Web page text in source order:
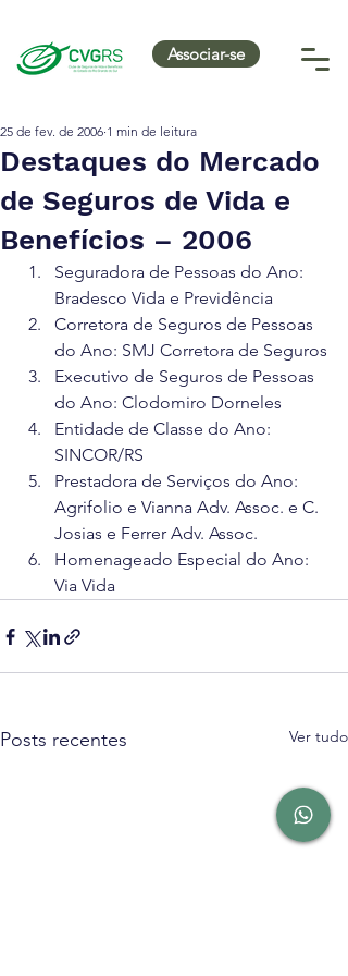
Associar-se
Destaques do Mercado
de Seguros de Vida e
Benefícios – 2006
25 de fev. de 2006 1 min de leitura
Seguradora de Pessoas do Ano:
Bradesco Vida e Previdência
Corretora de Seguros de Pessoas
do Ano: SMJ Corretora de Seguros
Executivo de Seguros de Pessoas
do Ano: Clodomiro Dorneles
Entidade de Classe do Ano:
SINCOR/RS
Prestadora de Serviços do Ano:
Agrifolio e Vianna Adv. Assoc. e C.
Josias e Ferrer Adv. Assoc.
Homenageado Especial do Ano:
Via Vida
Posts recentes Ver tudo